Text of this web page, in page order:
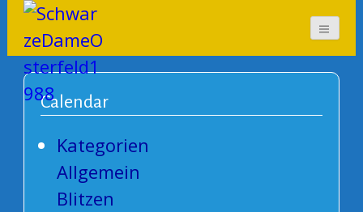
SchwarzeDameOsterf
eld1988
Calendar
Kategorien
Allgemein
Blitzen